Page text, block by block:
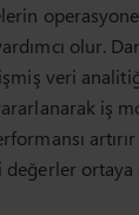
olur.
veri
iş
ortaya